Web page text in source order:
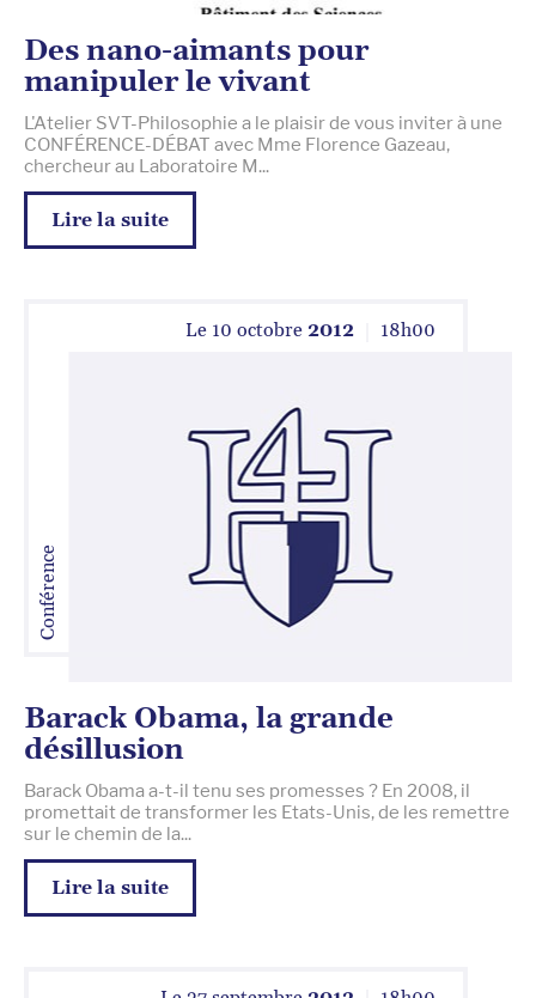
Des nano-aimants pour
manipuler le vivant
L'Atelier SVT-Philosophie a le plaisir de vous inviter à une
CONFÉRENCE-DÉBAT avec Mme Florence Gazeau,
chercheur au Laboratoire M...
Lire la suite
Conférence
Le 10 octobre 2012 18h00
Barack Obama, la grande
désillusion
Barack Obama a-t-il tenu ses promesses ? En 2008, il
promettait de transformer les Etats-Unis, de les remettre
sur le chemin de la...
Lire la suite